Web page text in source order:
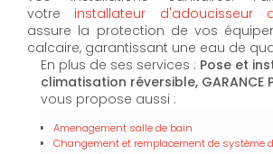
votre installateur d'adoucisseur
assure la protection de vos
calcaire, garantissant une eau de
En plus de ses services : Pose et
climatisation réversible, GARANCE
vous propose aussi :
Amenagement salle de bain
Changement et remplacement de système